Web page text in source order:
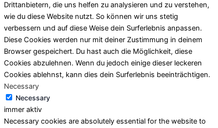
Drittanbietern, die uns helfen zu analysieren und zu verstehen,
wie du diese Website nutzt. So können wir uns stetig
verbessern und auf diese Weise dein Surferlebnis anpassen.
Diese Cookies werden nur mit deiner Zustimmung in deinem
Browser gespeichert. Du hast auch die Möglichkeit, diese
Cookies abzulehnen. Wenn du jedoch einige dieser leckeren
Cookies ablehnst, kann dies dein Surferlebnis beeinträchtigen.
Necessary
Necessary
immer aktiv
Necessary cookies are absolutely essential for the website to